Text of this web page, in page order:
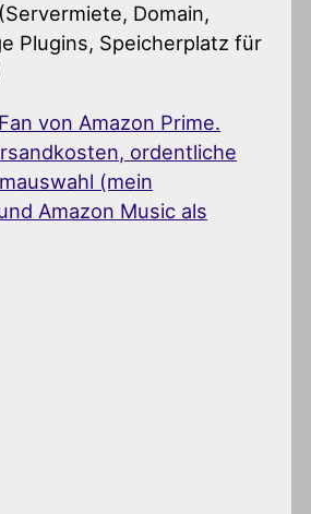
Domain,
Plugins, Speicherplatz für
von Amazon Prime.
ordentliche
(mein
Amazon Music als